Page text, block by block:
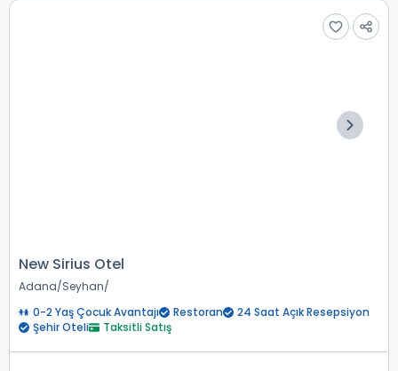
New Sirius Otel
Adana Seyhan
0-2 Yaş Çocuk Avantajı
Restoran
24 Saat Açık Resepsiyon
Şehir Oteli
Taksitli Satış